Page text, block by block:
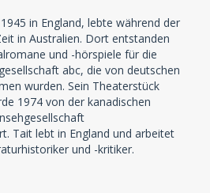
in England, lebte während der
in Australien. Dort entstanden
und -hörspiele für die
abc, die von deutschen
wurden. Sein Theaterstück
1974 von der kanadischen
Tait lebt in England und arbeitet
und -kritiker.